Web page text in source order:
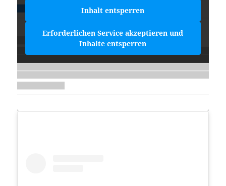
Inhalt entsperren
Erforderlichen Service akzeptieren und
Inhalte entsperren